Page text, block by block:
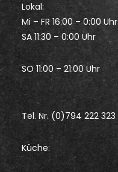
Lokal:
Mi – FR 16:00 – 0:00 Uhr
SA 11:30 – 0:00 Uhr
SO 11:00 – 21:00 Uhr
Tel. Nr. (0)794 222 323
Küche: